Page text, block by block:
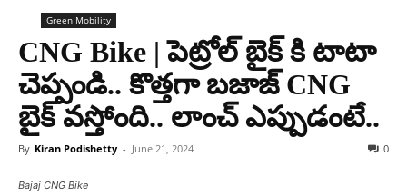
Green Mobility
CNG Bike | పెట్రోల్ బైక్ కి టాటా
చెప్పండి.. కొత్తగా బజాజ్ CNG
బైక్ వస్తోంది.. లాంచ్ ఎప్పుడంటే..
By Kiran Podishetty - June 21, 2024 0
Bajaj CNG Bike